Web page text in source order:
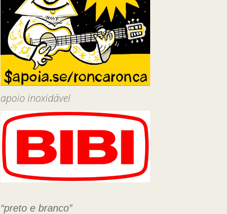
apoio inoxidável
“preto e branco”